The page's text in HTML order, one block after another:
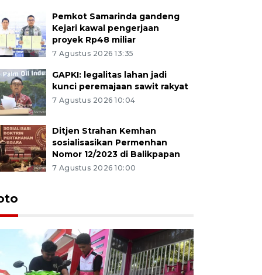
Pemkot Samarinda gandeng
Kejari kawal pengerjaan
proyek Rp48 miliar
7 Agustus 2026 13:35
GAPKI: legalitas lahan jadi
kunci peremajaan sawit rakyat
7 Agustus 2026 10:04
Ditjen Strahan Kemhan
sosialisasikan Permenhan
Nomor 12/2023 di Balikpapan
7 Agustus 2026 10:00